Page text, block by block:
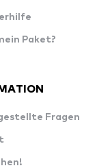
Paket?
Fragen